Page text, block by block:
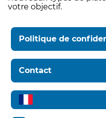
votre objectif.
Politique de
Contact